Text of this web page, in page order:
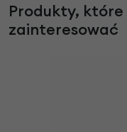
Produkty,
zainteresować